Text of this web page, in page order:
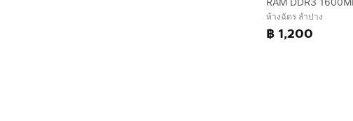
ห้างฉัตร ลำปาง
฿ 1,200